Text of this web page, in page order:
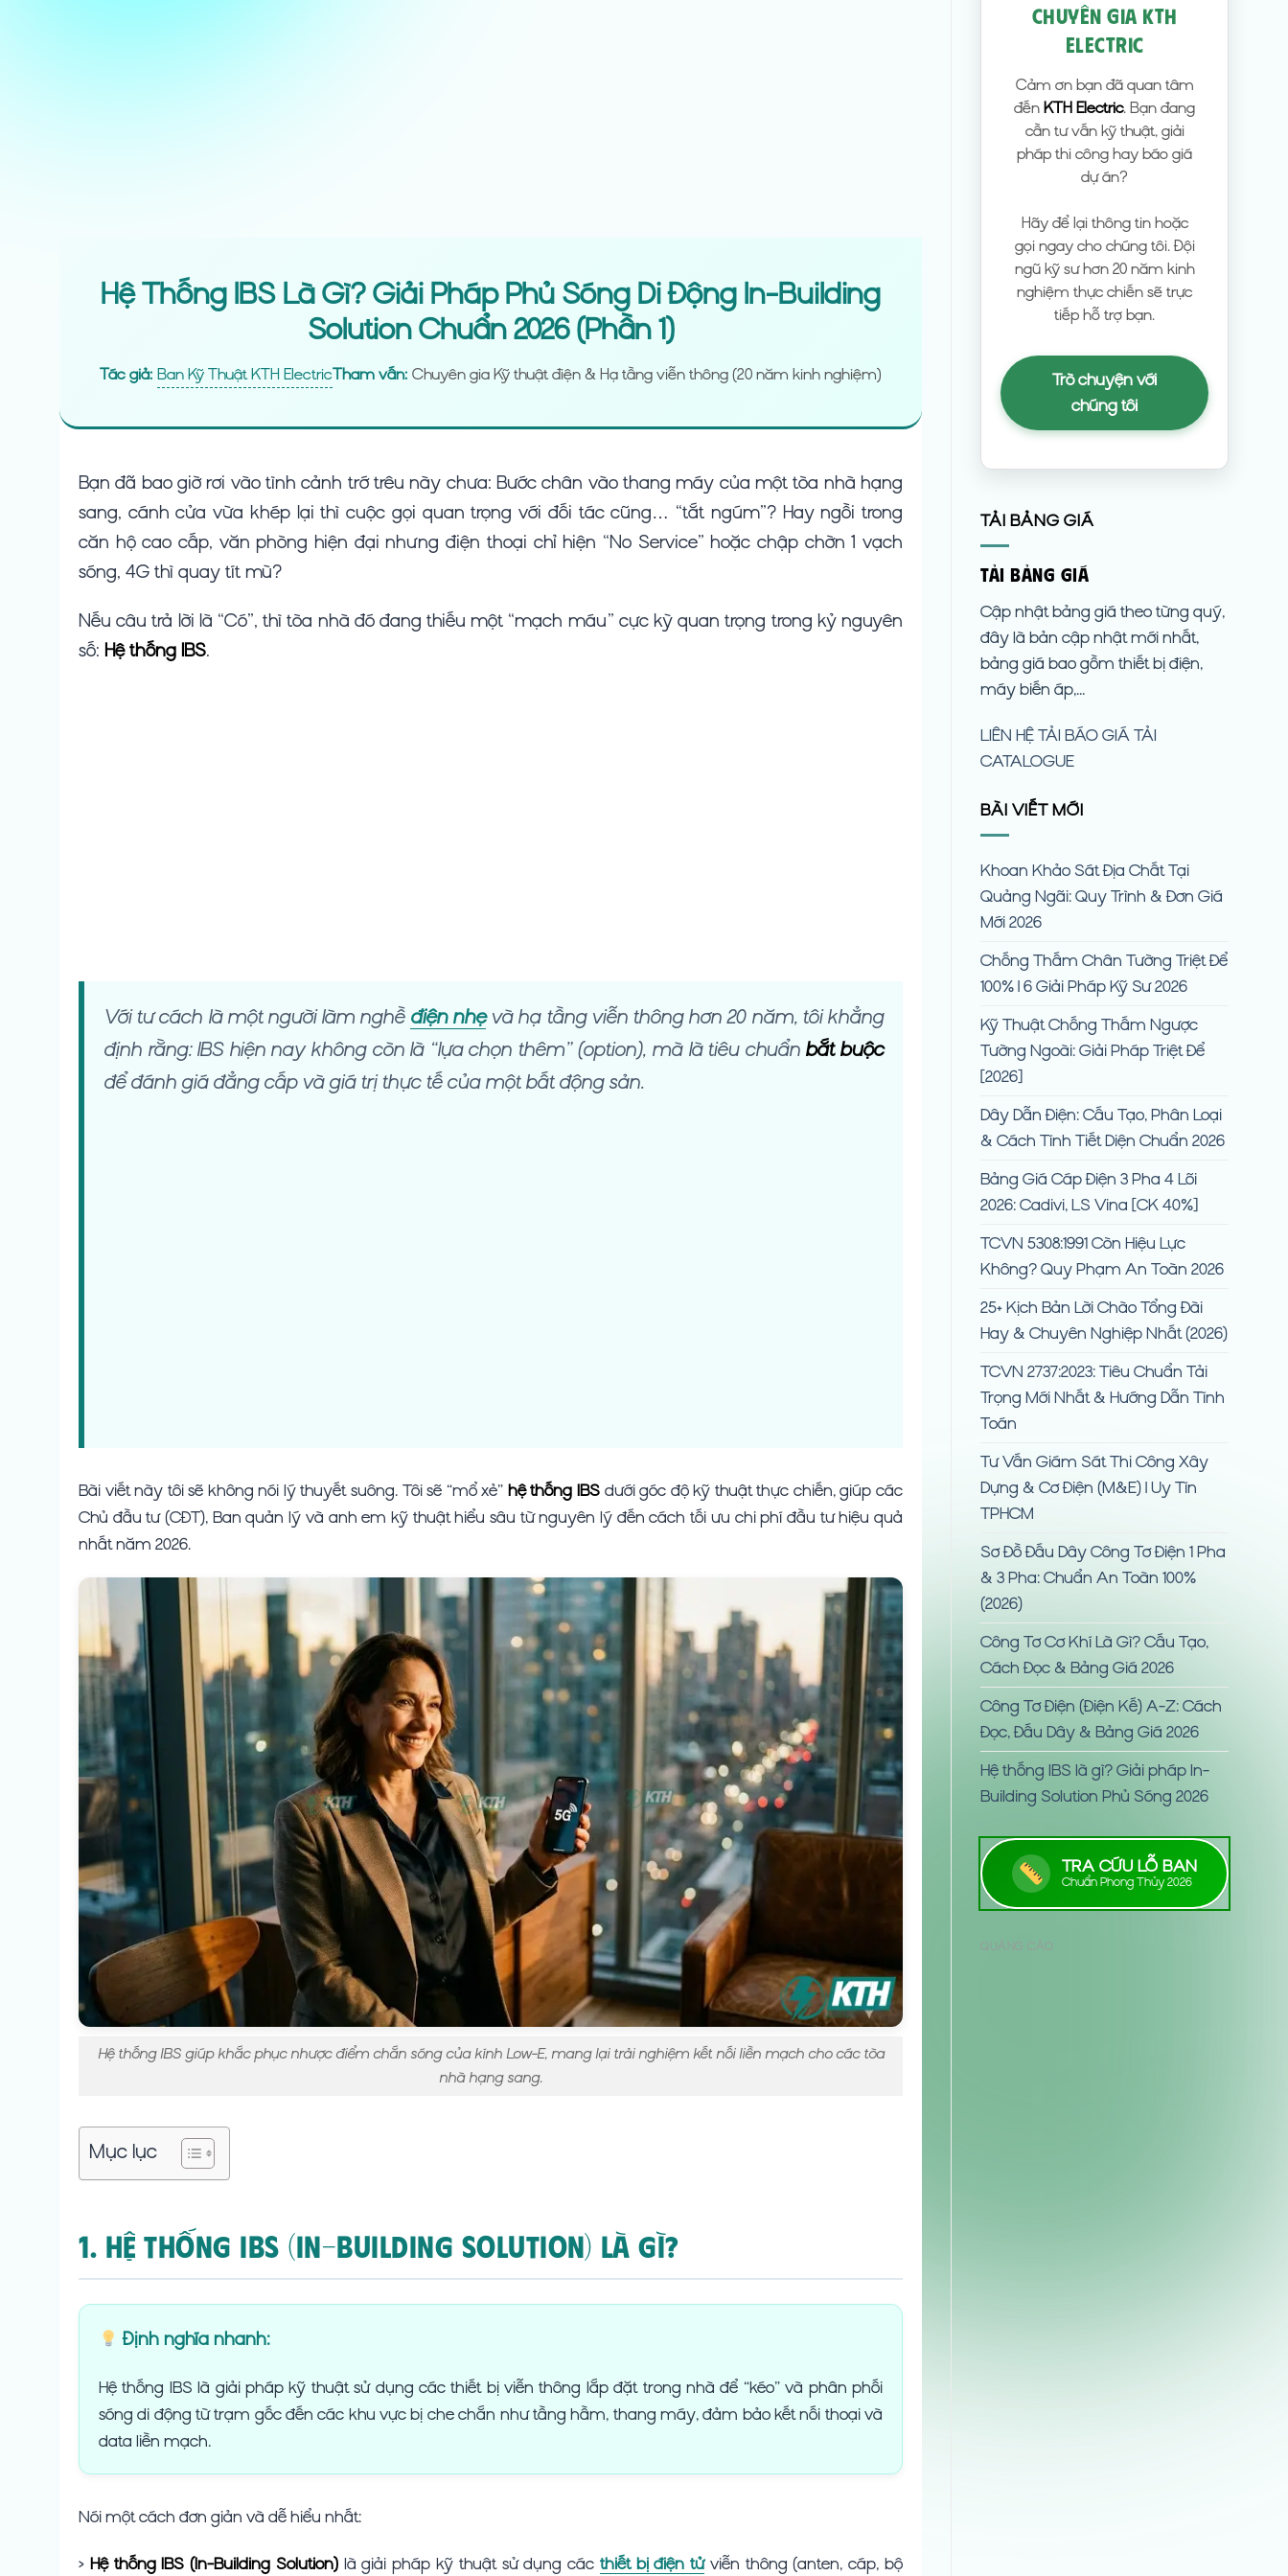
Hệ Thống IBS Là Gì? Giải Pháp Phủ Sóng Di Động In-Building
Solution Chuẩn 2026 (Phần 1)
Tác giả: Ban Kỹ Thuật KTH ElectricTham vấn: Chuyên gia Kỹ thuật điện & Hạ tầng viễn thông (20 năm kinh nghiệm)
Bạn đã bao giờ rơi vào tình cảnh trớ trêu này chưa: Bước chân vào thang máy của một tòa nhà hạng
sang, cánh cửa vừa khép lại thì cuộc gọi quan trọng với đối tác cũng… “tắt ngúm”? Hay ngồi trong
căn hộ cao cấp, văn phòng hiện đại nhưng điện thoại chỉ hiện “No Service” hoặc chập chờn 1 vạch
sóng, 4G thì quay tít mù?
Nếu câu trả lời là “Có”, thì tòa nhà đó đang thiếu một “mạch máu” cực kỳ quan trọng trong kỷ nguyên
số: Hệ thống IBS.
Với tư cách là một người làm nghề điện nhẹvà hạ tầng viễn thông hơn 20 năm, tôi khẳng
định rằng: IBS hiện nay không còn là “lựa chọn thêm” (option), mà là tiêu chuẩn bắt buộc
để đánh giá đẳng cấp và giá trị thực tế của một bất động sản.
Bài viết này tôi sẽ không nói lý thuyết suông. Tôi sẽ “mổ xẻ” hệ thống IBSdưới góc độ kỹ thuật thực chiến, giúp các
Chủ đầu tư (CĐT), Ban quản lý và anh em kỹ thuật hiểu sâu từ nguyên lý đến cách tối ưu chi phí đầu tư hiệu quả
nhất năm 2026.
Hệ thống IBS giúp khắc phục nhược điểm chắn sóng của kính Low-E, mang lại trải nghiệm kết nối liền mạch cho các tòa
nhà hạng sang.
Mục lục
1. Hệ thống IBS (In-Building Solution) là gì?
Định nghĩa nhanh:
Hệ thống IBS là giải pháp kỹ thuật sử dụng các thiết bị viễn thông lắp đặt trong nhà để “kéo” và phân phối
sóng di động từ trạm gốc đến các khu vực bị che chắn như tầng hầm, thang máy, đảm bảo kết nối thoại và
data liền mạch.
Nói một cách đơn giản và dễ hiểu nhất:
> Hệ thống IBS (In-Building Solution)là giải pháp kỹ thuật sử dụng các thiết bị điện tửviễn thông (anten, cáp, bộ
CHUYÊN GIA KTH
ELECTRIC
Cảm ơn bạn đã quan tâm
đến KTH Electric. Bạn đang
cần tư vấn kỹ thuật, giải
pháp thi công hay báo giá
dự án?
Hãy để lại thông tin hoặc
gọi ngay cho chúng tôi. Đội
ngũ kỹ sư hơn 20 năm kinh
nghiệm thực chiến sẽ trực
tiếp hỗ trợ bạn.
Trò chuyện với
chúng tôi
TẢI BẢNG GIÁ
TẢI BẢNG GIÁ
Cập nhật bảng giá theo từng quý,
đây là bản cập nhật mới nhất,
bảng giá bao gồm thiết bị điện,
máy biến áp,...
LIÊN HỆ TẢI BÁO GIÁ TẢI
CATALOGUE
BÀI VIẾT MỚI
Khoan Khảo Sát Địa Chất Tại
Quảng Ngãi: Quy Trình & Đơn Giá
Mới 2026
Chống Thấm Chân Tường Triệt Để
100% | 6 Giải Pháp Kỹ Sư 2026
Kỹ Thuật Chống Thấm Ngược
Tường Ngoài: Giải Pháp Triệt Để
[2026]
Dây Dẫn Điện: Cấu Tạo, Phân Loại
& Cách Tính Tiết Diện Chuẩn 2026
Bảng Giá Cáp Điện 3 Pha 4 Lõi
2026: Cadivi, LS Vina [CK 40%]
TCVN 5308:1991 Còn Hiệu Lực
Không? Quy Phạm An Toàn 2026
25+ Kịch Bản Lời Chào Tổng Đài
Hay & Chuyên Nghiệp Nhất (2026)
TCVN 2737:2023: Tiêu Chuẩn Tải
Trọng Mới Nhất & Hướng Dẫn Tính
Toán
Tư Vấn Giám Sát Thi Công Xây
Dựng & Cơ Điện (M&E) | Uy Tín
TPHCM
Sơ Đồ Đấu Dây Công Tơ Điện 1 Pha
& 3 Pha: Chuẩn An Toàn 100%
(2026)
Công Tơ Cơ Khí Là Gì? Cấu Tạo,
Cách Đọc & Bảng Giá 2026
Công Tơ Điện (Điện Kế) A-Z: Cách
Đọc, Đấu Dây & Bảng Giá 2026
Hệ thống IBS là gì? Giải pháp In-
Building Solution Phủ Sóng 2026
TRA CỨU LỖ BAN
Chuẩn Phong Thủy 2026
QUẢNG CÁO